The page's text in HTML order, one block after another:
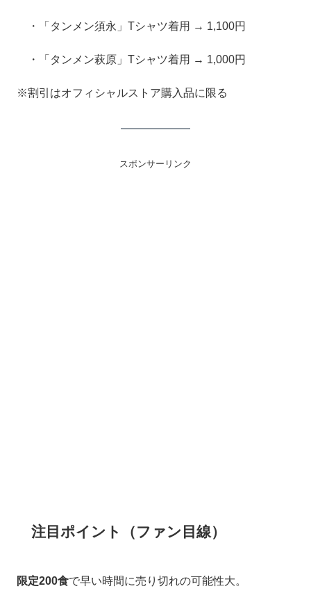
・「タンメン須永」Tシャツ着用 → 1,100円
・「タンメン萩原」Tシャツ着用 → 1,000円
※割引はオフィシャルストア購入品に限る
スポンサーリンク
注目ポイント（ファン目線）
限定200食で早い時間に売り切れの可能性大。